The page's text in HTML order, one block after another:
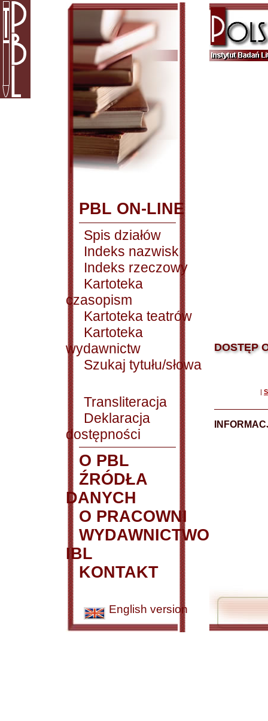
PBL ON-LINE
Spis działów
Indeks nazwisk
Indeks rzeczowy
Kartoteka
czasopism
Kartoteka teatrów
Kartoteka
wydawnictw
Szukaj tytułu/słowa
Transliteracja
Deklaracja
dostępności
O PBL
ŹRÓDŁA
DANYCH
O PRACOWNI
WYDAWNICTWO
IBL
KONTAKT
English version
DOSTĘP
|